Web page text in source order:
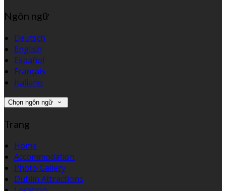
Ngôn ngữ
Deutsch
English
Español
Français
Italiano
Chọn ngôn ngữ
Trang
Home
Accommodation
Photo Gallery
Dublin Attractions